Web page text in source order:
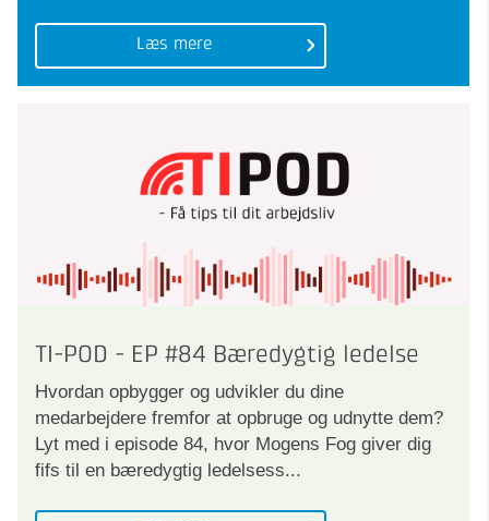
Læs mere
TI-POD - EP #84 Bæredygtig ledelse
Hvordan opbygger og udvikler du dine
medarbejdere fremfor at opbruge og udnytte dem?
Lyt med i episode 84, hvor Mogens Fog giver dig
fifs til en bæredygtig ledelsess...